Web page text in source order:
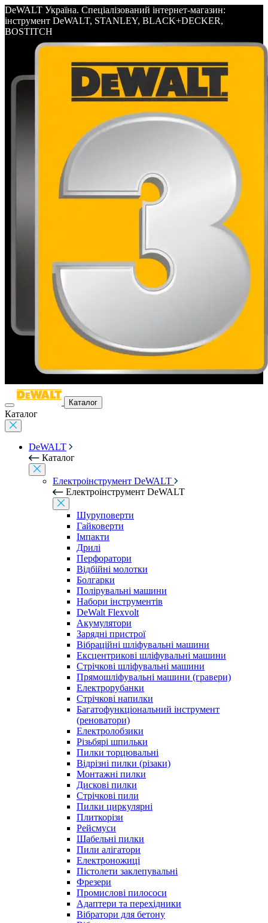
DeWALT Україна. Спеціалізований інтернет-магазин:
інструмент DeWALT, STANLEY, BLACK+DECKER,
BOSTITCH
Каталог
Каталог
DeWALT
Каталог
Електроінструмент DeWALT
Електроінструмент DeWALT
Шуруповерти
Гайковерти
Імпакти
Дрилі
Перфоратори
Відбійні молотки
Болгарки
Полірувальні машини
Набори інструментів
DeWalt Flexvolt
Акумулятори
Зарядні пристрої
Вібраційні шліфувальні машини
Ексцентрикові шліфувальні машини
Стрічкові шліфувальні машини
Прямошліфувальні машини (гравери)
Електрорубанки
Стрічкові напилки
Багатофункціональний інструмент
(реноватори)
Електролобзики
Різьбярі шпильки
Пилки торцювальні
Відрізні пилки (різаки)
Монтажні пилки
Дискові пилки
Стрічкові пили
Пилки циркулярні
Плиткорізи
Рейсмуси
Шабельні пилки
Пили алігатори
Електроножиці
Пістолети заклепувальні
Фрезери
Промислові пилососи
Адаптери та перехідники
Вібратори для бетону